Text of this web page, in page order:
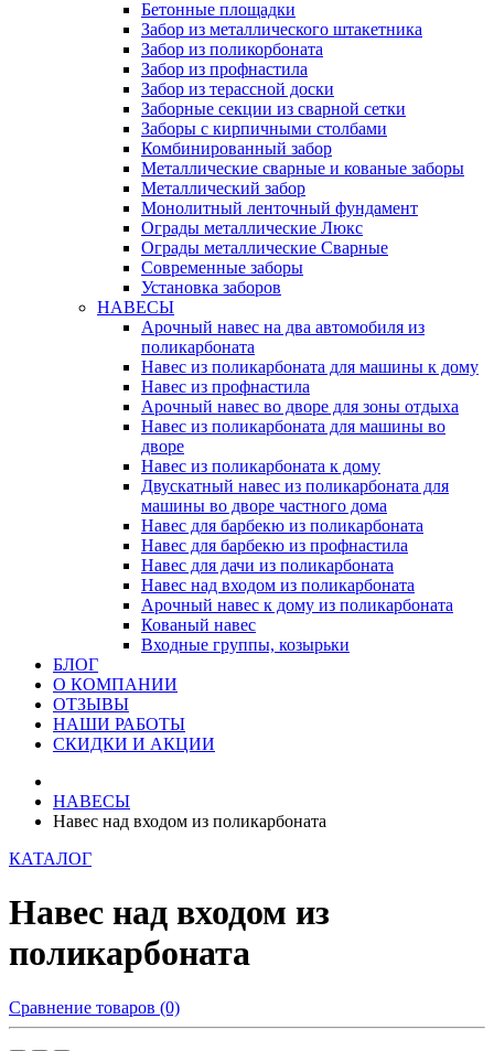
Бетонные площадки
Забор из металлического штакетника
Забор из поликорбоната
Забор из профнастила
Забор из терассной доски
Заборные секции из сварной сетки
Заборы с кирпичными столбами
Комбинированный забор
Металлические сварные и кованые заборы
Металлический забор
Монолитный ленточный фундамент
Ограды металлические Люкс
Ограды металлические Сварные
Современные заборы
Установка заборов
НАВЕСЫ
Арочный навес на два автомобиля из
поликарбоната
Навес из поликарбоната для машины к дому
Навес из профнастила
Арочный навес во дворе для зоны отдыха
Навес из поликарбоната для машины во
дворе
Навес из поликарбоната к дому
Двускатный навес из поликарбоната для
машины во дворе частного дома
Навес для барбекю из поликарбоната
Навес для барбекю из профнастила
Навес для дачи из поликарбоната
Навес над входом из поликарбоната
Арочный навес к дому из поликарбоната
Кованый навес
Входные группы, козырьки
БЛОГ
О КОМПАНИИ
ОТЗЫВЫ
НАШИ РАБОТЫ
СКИДКИ И АКЦИИ
НАВЕСЫ
Навес над входом из поликарбоната
КАТАЛОГ
Навес над входом из
поликарбоната
Сравнение товаров (0)